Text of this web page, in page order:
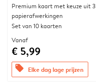
Premium kaart met keuze uit 3
papierafwerkingen
Set van 10 kaarten
Vanaf
€ 5,99
offers Elke dag lage prijzen